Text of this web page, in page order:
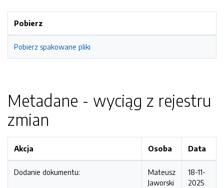
Pobierz
Pobierz spakowane pliki
Metadane - wyciąg z rejestru
zmian
Akcja Osoba Data
Dodanie dokumentu:
Mateusz
Jaworski
18-11-
2025